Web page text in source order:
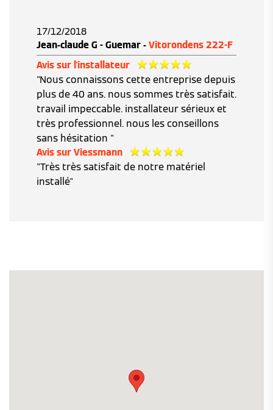
17/12/2018
Jean-claude G - Guemar - Vitorondens 222-F
Avis sur l'installateur
"Nous connaissons cette entreprise depuis
plus de 40 ans. nous sommes très satisfait.
travail impeccable. installateur sérieux et
très professionnel. nous les conseillons
sans hésitation "
Avis sur Viessmann
"Très très satisfait de notre matériel
installé"